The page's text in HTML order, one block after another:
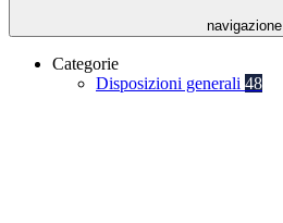
navigazione
Categorie
Disposizioni generali 48